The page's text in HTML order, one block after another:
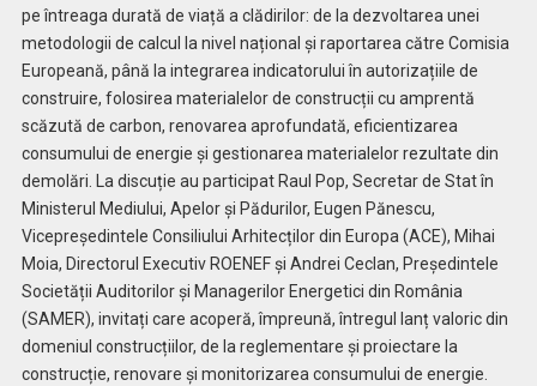
pe întreaga durată de viață a clădirilor: de la dezvoltarea unei
metodologii de calcul la nivel național și raportarea către Comisia
Europeană, până la integrarea indicatorului în autorizațiile de
construire, folosirea materialelor de construcții cu amprentă
scăzută de carbon, renovarea aprofundată, eficientizarea
consumului de energie și gestionarea materialelor rezultate din
demolări. La discuție au participat Raul Pop, Secretar de Stat în
Ministerul Mediului, Apelor și Pădurilor, Eugen Pănescu,
Vicepreședintele Consiliului Arhitecților din Europa (ACE), Mihai
Moia, Directorul Executiv ROENEF și Andrei Ceclan, Președintele
Societății Auditorilor și Managerilor Energetici din România
(SAMER), invitați care acoperă, împreună, întregul lanț valoric din
domeniul construcțiilor, de la reglementare și proiectare la
construcție, renovare și monitorizarea consumului de energie.